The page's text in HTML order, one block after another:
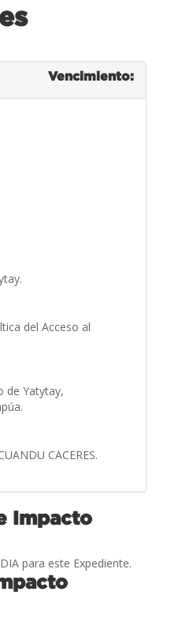
Vencimiento:
del Acceso al
de Yatytay,
CACERES.
Impacto
para este Expediente.